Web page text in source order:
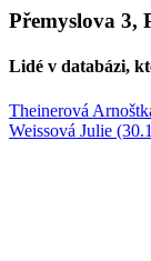
Přemyslova 3,
Lidé v databázi,
Theinerová
Weissová Julie